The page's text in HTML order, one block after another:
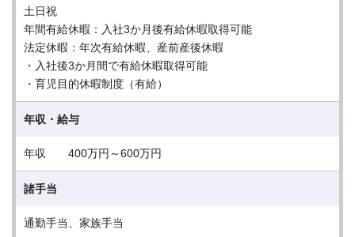
土日祝
年間有給休暇：入社3か月後有給休暇取得可能
法定休暇：年次有給休暇、産前産後休暇
・入社後3か月間で有給休暇取得可能
・育児目的休暇制度（有給）
年収・給与
年収 400万円～600万円
諸手当
通勤手当、家族手当